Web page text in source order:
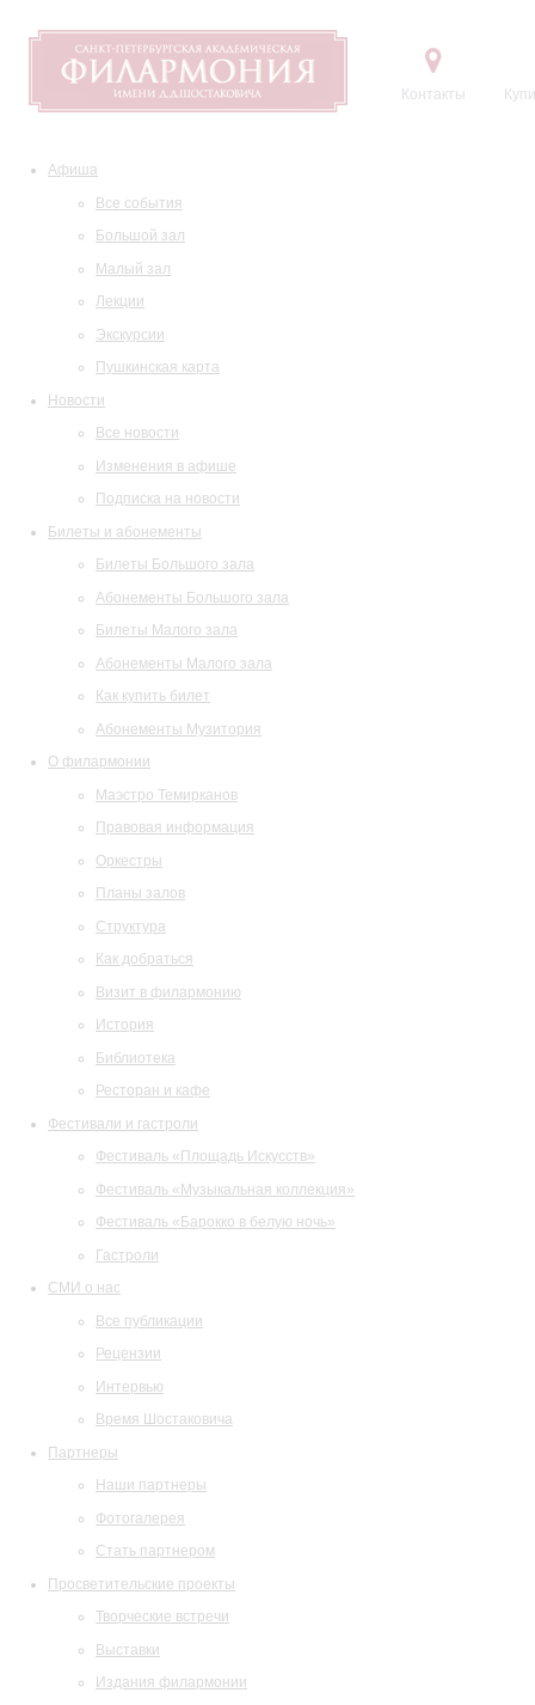
Контакты
Афиша
Все события
Большой зал
Малый зал
Лекции
Экскурсии
Пушкинская карта
Новости
Все новости
Изменения в афише
Подписка на новости
Билеты и абонементы
Билеты Большого зала
Абонементы Большого зала
Билеты Малого зала
Абонементы Малого зала
Как купить билет
Абонементы Музитория
О филармонии
Маэстро Темирканов
Правовая информация
Оркестры
Планы залов
Структура
Как добраться
Визит в филармонию
История
Библиотека
Ресторан и кафе
Фестивали и гастроли
Фестиваль «Площадь Искусств»
Фестиваль «Музыкальная коллекция»
Фестиваль «Барокко в белую ночь»
Гастроли
СМИ о нас
Все публикации
Рецензии
Интервью
Время Шостаковича
Партнеры
Наши партнеры
Фотогалерея
Стать партнером
Просветительские проекты
Творческие встречи
Выставки
Издания филармонии